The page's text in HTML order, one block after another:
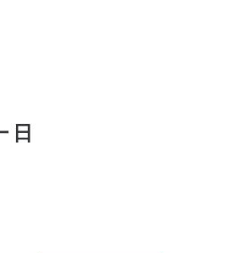
日